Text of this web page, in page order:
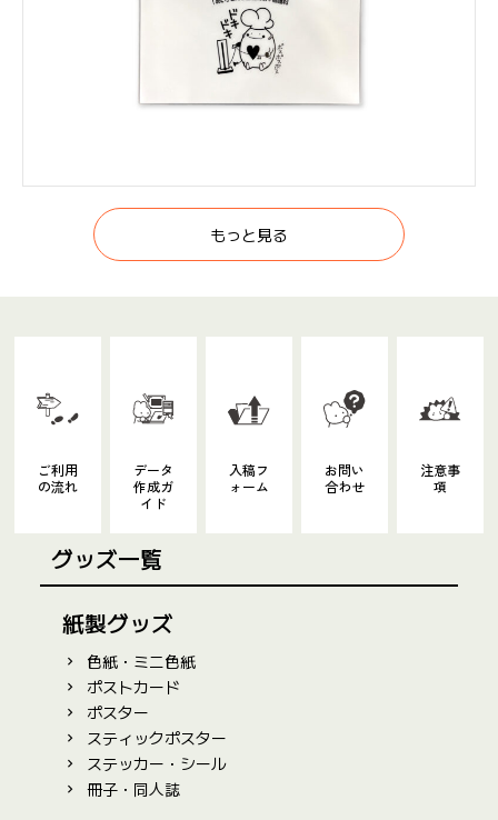
もっと見る
ご利用
の流れ
データ
作成ガ
イド
入稿フ
ォーム
お問い
合わせ
注意事
項
グッズ一覧
紙製グッズ
色紙・ミニ色紙
ポストカード
ポスター
スティックポスター
ステッカー・シール
冊子・同人誌